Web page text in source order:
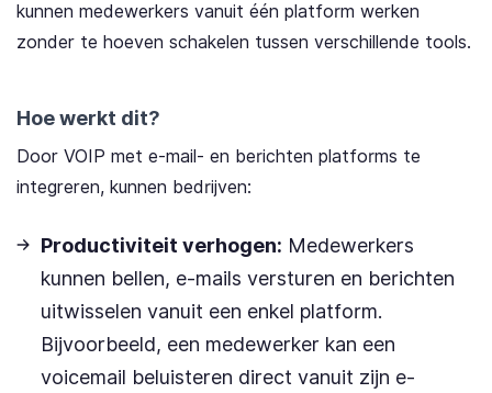
kunnen medewerkers vanuit één platform werken
zonder te hoeven schakelen tussen verschillende tools.
Hoe werkt dit?
Door VOIP met e-mail- en berichten platforms te
integreren, kunnen bedrijven:
Productiviteit verhogen: Medewerkers
kunnen bellen, e-mails versturen en berichten
uitwisselen vanuit een enkel platform.
Bijvoorbeeld, een medewerker kan een
voicemail beluisteren direct vanuit zijn e-